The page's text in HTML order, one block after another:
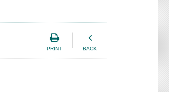
PRINT BACK